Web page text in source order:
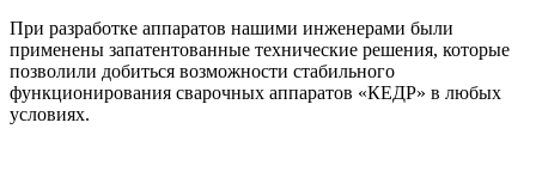
При разработке аппаратов нашими инженерами были
применены запатентованные технические решения, которые
позволили добиться возможности стабильного
функционирования сварочных аппаратов «КЕДР» в любых
условиях.